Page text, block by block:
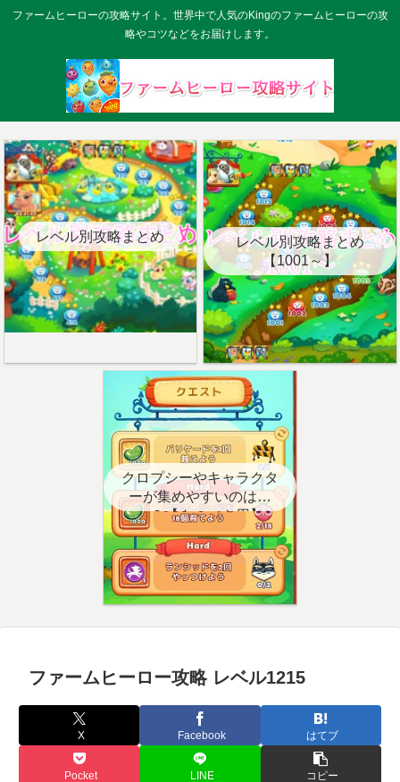
ファームヒーローの攻略サイト。世界中で人気のKingのファームヒーローの攻
略やコツなどをお届けします。
レベル別攻略まとめ
レベル別攻略まとめ
【1001～】
クロプシーやキャラクタ
ーが集めやすいのはど
こ？【クエスト用】
ファームヒーロー攻略 レベル1215
X Facebook はてブ
Pocket LINE コピー